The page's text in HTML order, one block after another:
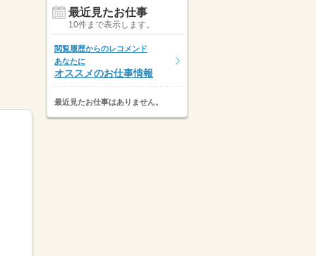
最近見たお仕事
10件まで表示します。
閲覧履歴からのレコメンド
あなたに
オススメのお仕事情報
最近見たお仕事はありません。